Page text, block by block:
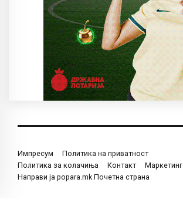
Импресум
Политика на приватност
Политика за колачиња
Контакт
Маркетинг
Направи ја popara.mk Почетна страна